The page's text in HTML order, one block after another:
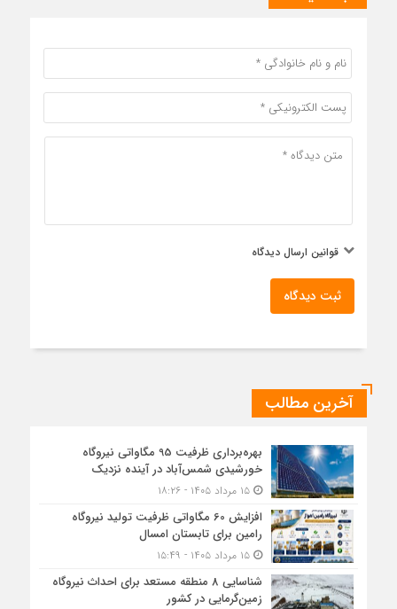
قوانین ارسال دیدگاه
ثبت دیدگاه
آخرین مطالب
بهره‌برداری ظرفیت 95 مگاواتی نیروگاه
خورشیدی شمس‌آباد در آینده نزدیک
۱۵ مرداد ۱۴۰۵ - ۱۸:۲۶
افزایش 60 مگاواتی ظرفیت تولید نیروگاه
رامین برای تابستان امسال
۱۵ مرداد ۱۴۰۵ - ۱۵:۴۹
شناسایی 8 منطقه مستعد برای احداث نیروگاه
زمین‌گرمایی در کشور